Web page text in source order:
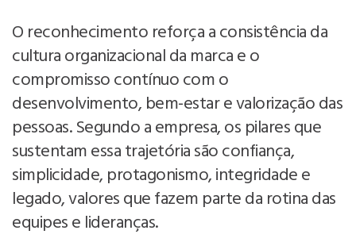
O reconhecimento reforça a consistência da
cultura organizacional da marca e o
compromisso contínuo com o
desenvolvimento, bem-estar e valorização das
pessoas. Segundo a empresa, os pilares que
sustentam essa trajetória são confiança,
simplicidade, protagonismo, integridade e
legado, valores que fazem parte da rotina das
equipes e lideranças.